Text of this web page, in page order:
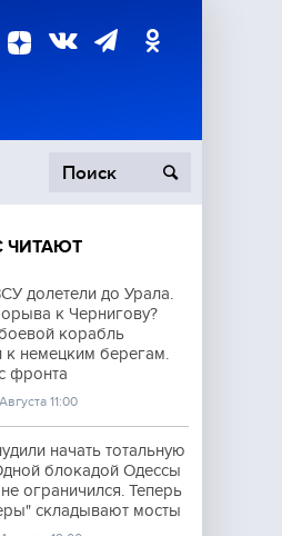
ЧИТАЮТ
долетели до Урала.
к Чернигову?
корабль
немецким берегам.
фронта
11:00
начать тотальную
блокадой Одессы
ограничился. Теперь
складывают мосты